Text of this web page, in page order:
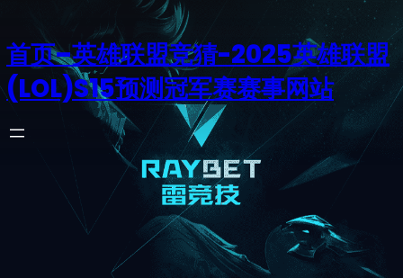
首页–英雄联盟竞猜-2025英雄联盟
(LOL)S15预测冠军赛赛事网站